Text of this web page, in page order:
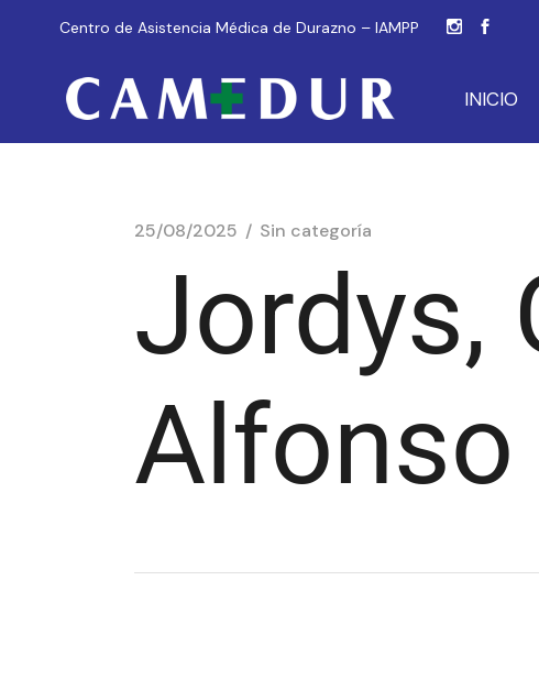
Centro de Asistencia Médica de Durazno – IAMPP
INICIO
25/08/2025 Sin categoría
Jordys,
Alfonso